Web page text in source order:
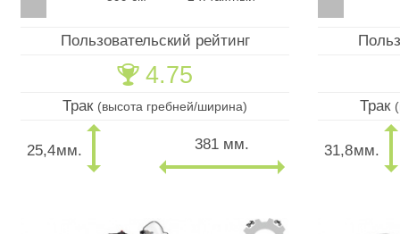
Пользовательский рейтинг
🏆 4.75
Трак (высота гребней/ширина)
25,4мм. 381 мм.
Трак
31,8мм.